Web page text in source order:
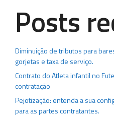
Posts
Diminuição de tributos para
gorjetas e taxa de serviço.
Contrato do Atleta infantil no
contratação
Pejotização: entenda a sua
para as partes contratantes.